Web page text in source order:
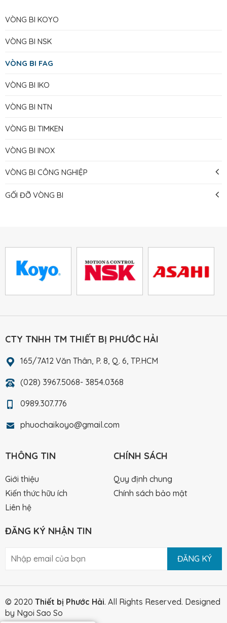
VÒNG BI KOYO
VÒNG BI NSK
VÒNG BI FAG
VÒNG BI IKO
VÒNG BI NTN
VÒNG BI TIMKEN
VÒNG BI INOX
VÒNG BI CÔNG NGHIỆP
GỐI ĐỠ VÒNG BI
CTY TNHH TM THIẾT BỊ PHƯỚC HẢI
165/7A12 Văn Thân, P. 8, Q. 6, TP.HCM
(028) 3967.5068- 3854.0368
0989.307.776
phuochaikoyo@gmail.com
THÔNG TIN
Giới thiệu
Kiến thức hữu ích
Liên hệ
CHÍNH SÁCH
Quy định chung
Chính sách bảo mật
ĐĂNG KÝ NHẬN TIN
ĐĂNG KÝ
© 2020 Thiết bị Phước Hải. All Rights Reserved. Designed
by Ngoi Sao So